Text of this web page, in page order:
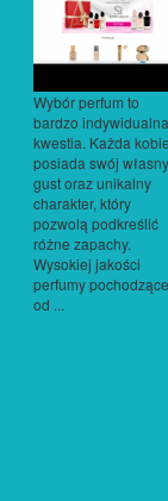
Wybór perfum to
bardzo indywidualna
kwestia. Każda
posiada swój własny
gust oraz unikalny
charakter, który
pozwolą podkreślić
różne zapachy.
Wysokiej jakości
perfumy pochodzące
od ...